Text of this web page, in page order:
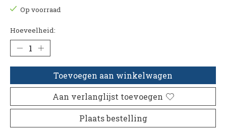
Op voorraad
Hoeveelheid:
Toevoegen aan winkelwagen
Aan verlanglijst toevoegen
Plaats bestelling